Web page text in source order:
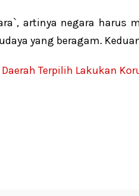
artinya negara harus
yang beragam.
Terpilih Lakukan